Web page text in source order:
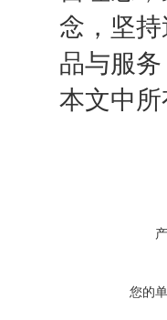
念，坚
品与服
本文中
您的